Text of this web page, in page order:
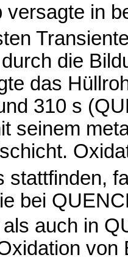
versagte in
die
das
310 s
seinem
stattfinden,
bei
auch in
von